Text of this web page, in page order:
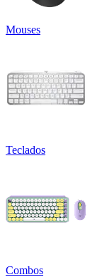
Mouses
Teclados
Combos